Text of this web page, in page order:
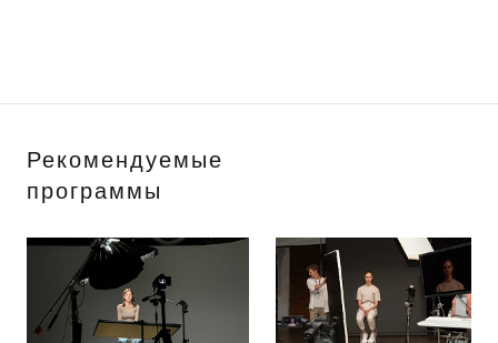
Рекомендуемые
программы